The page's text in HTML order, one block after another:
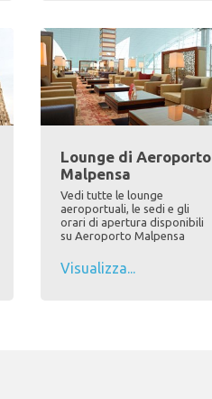
Lounge di Aeroporto
Malpensa
Vedi tutte le lounge
aeroportuali, le sedi e gli
orari di apertura disponibili
su Aeroporto Malpensa
Visualizza...